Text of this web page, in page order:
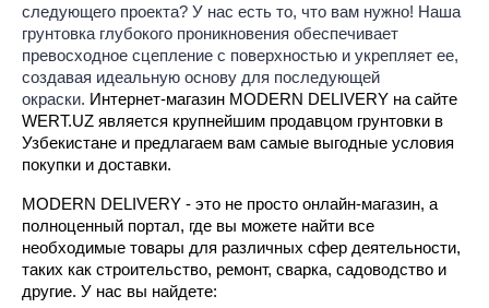
следующего проекта? У нас есть то, что вам нужно! Наша
грунтовка глубокого проникновения обеспечивает
превосходное сцепление с поверхностью и укрепляет ее,
создавая идеальную основу для последующей
окраски. Интернет-магазин MODERN DELIVERY на сайте
WERT.UZ является крупнейшим продавцом грунтовки в
Узбекистане и предлагаем вам самые выгодные условия
покупки и доставки.
MODERN DELIVERY - это не просто онлайн-магазин, а
полноценный портал, где вы можете найти все
необходимые товары для различных сфер деятельности,
таких как строительство, ремонт, сварка, садоводство и
другие. У нас вы найдете: